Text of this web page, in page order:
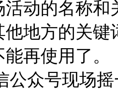
活动的名称
他地方的关键
再使用了。